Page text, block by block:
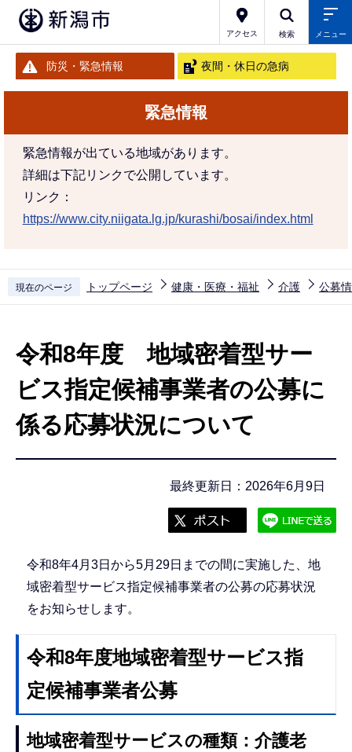
アクセス 検索 メニュー
防災・緊急情報 夜間・休日の急病
緊急情報
緊急情報が出ている地域があります。
詳細は下記リンクで公開しています。
リンク：
https://www.city.niigata.lg.jp/kurashi/bosai/index.html
現在のページ トップページ 健康・医療・福祉 介護 公募
令和8年度 地域密着型サー
ビス指定候補事業者の公募に
係る応募状況について
最終更新日：2026年6月9日
令和8年4月3日から5月29日までの間に実施した、地
域密着型サービス指定候補事業者の公募の応募状況
をお知らせします。
令和8年度地域密着型サービス指
定候補事業者公募
地域密着型サービスの種類：介護老